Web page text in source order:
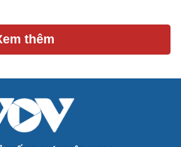
thêm